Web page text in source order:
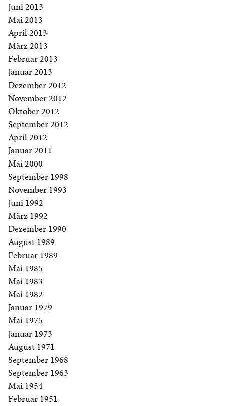
Juni 2013
Mai 2013
April 2013
März 2013
Februar 2013
Januar 2013
Dezember 2012
November 2012
Oktober 2012
September 2012
April 2012
Januar 2011
Mai 2000
September 1998
November 1993
Juni 1992
März 1992
Dezember 1990
August 1989
Februar 1989
Mai 1985
Mai 1983
Mai 1982
Januar 1979
Mai 1975
Januar 1973
August 1971
September 1968
September 1963
Mai 1954
Februar 1951